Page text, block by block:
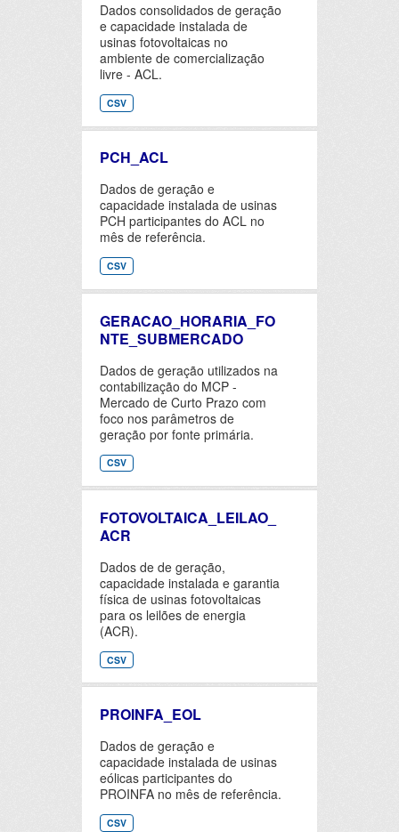
Dados consolidados de geração
e capacidade instalada de
usinas fotovoltaicas no
ambiente de comercialização
livre - ACL.
CSV
PCH_ACL
Dados de geração e
capacidade instalada de usinas
PCH participantes do ACL no
mês de referência.
CSV
GERACAO_HORARIA_FO
NTE_SUBMERCADO
Dados de geração utilizados na
contabilização do MCP -
Mercado de Curto Prazo com
foco nos parâmetros de
geração por fonte primária.
CSV
FOTOVOLTAICA_LEILAO_
ACR
Dados de de geração,
capacidade instalada e garantia
física de usinas fotovoltaicas
para os leilões de energia
(ACR).
CSV
PROINFA_EOL
Dados de geração e
capacidade instalada de usinas
eólicas participantes do
PROINFA no mês de referência.
CSV